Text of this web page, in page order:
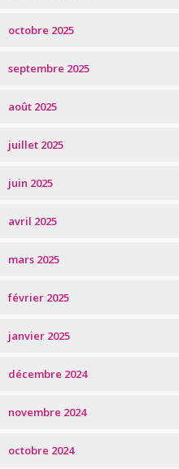
octobre 2025
septembre 2025
août 2025
juillet 2025
juin 2025
avril 2025
mars 2025
février 2025
janvier 2025
décembre 2024
novembre 2024
octobre 2024